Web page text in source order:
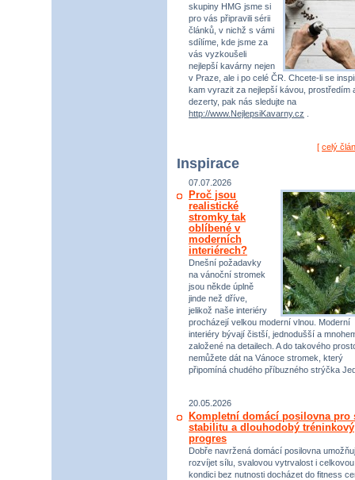
skupiny HMG jsme si
pro vás připravili sérii
článků, v nichž s vámi
sdílíme, kde jsme za
vás vyzkoušeli
nejlepší kavárny nejen
v Praze, ale i po celé ČR. Chcete-li se
kam vyrazit za nejlepší kávou, prostředím
dezerty, pak nás sledujte na
http://www.NejlepsiKavarny.cz
[ celý
Inspirace
07.07.2026
Proč jsou
realistické
stromky tak
oblíbené v
moderních
interiérech?
Dnešní požadavky
na vánoční stromek
jsou někde úplně
jinde než dříve,
jelikož naše interiéry
procházejí velkou moderní vlnou. Moderní
interiéry bývají čistší, jednodušší a
založené na detailech. A do takového
nemůžete dát na Vánoce stromek, který
připomíná chudého příbuzného strýčka
20.05.2026
Kompletní domácí posilovna pro
stabilitu a dlouhodobý tréninkový
progres
Dobře navržená domácí posilovna
rozvíjet sílu, svalovou vytrvalost i celkovou
kondici bez nutnosti docházet do fitness